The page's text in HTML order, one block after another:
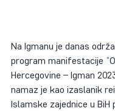
Na Igmanu je danas
program manifestacije
Hercegovine – Igman
namaz je kao izaslanik
Islamske zajednice u BiH